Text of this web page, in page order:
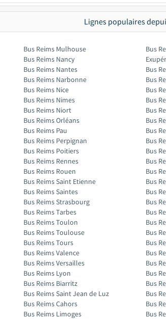
Lignes populaires
Bus Reims Mulhouse
Bus Reims Nancy
Bus Reims Nantes
Bus Reims Narbonne
Bus Reims Nice
Bus Reims Nimes
Bus Reims Niort
Bus Reims Orléans
Bus Reims Pau
Bus Reims Perpignan
Bus Reims Poitiers
Bus Reims Rennes
Bus Reims Rouen
Bus Reims Saint Etienne
Bus Reims Saintes
Bus Reims Strasbourg
Bus Reims Tarbes
Bus Reims Toulon
Bus Reims Toulouse
Bus Reims Tours
Bus Reims Valence
Bus Reims Versailles
Bus Reims Lyon
Bus Reims Biarritz
Bus Reims Saint Jean de Luz
Bus Reims Cahors
Bus Reims Limoges
Bus
Bus
Bus
Bus
Bus
Bus
Bus
Bus
Bus
Bus
Bus
Bus
Bus
Bus
Bus
Bus
Bus
Bus
Bus
Bus
Bus
Bus
Bus
Bus
Bus
Bus